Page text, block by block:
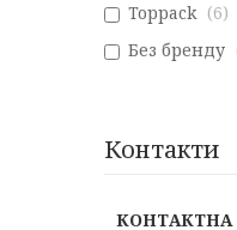
Toppack
6
Без бренду
Контакти